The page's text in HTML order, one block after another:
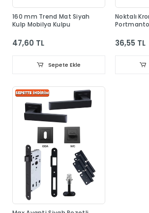
160 mm Trend Mat Siyah
Kulp Mobilya Kulpu
47,60 TL
Sepete Ekle
Noktalı
36,55 TL